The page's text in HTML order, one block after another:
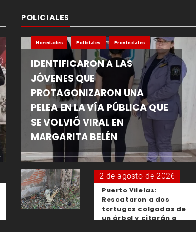
POLICIALES
Novedades Policiales Provinciales
IDENTIFICARON A LAS
JÓVENES QUE
PROTAGONIZARON UNA
PELEA EN LA VÍA PÚBLICA QUE
SE VOLVIÓ VIRAL EN
MARGARITA BELÉN
2 de agosto de 2026
Puerto Vilelas:
Rescataron a dos
tortugas colgadas de
un árbol y citarán a
los padres de los